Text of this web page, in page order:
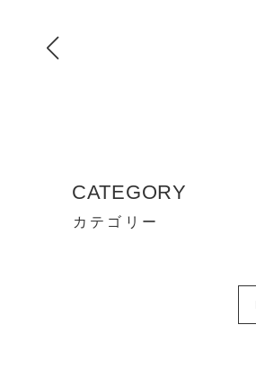
CATEGORY
カテゴリー